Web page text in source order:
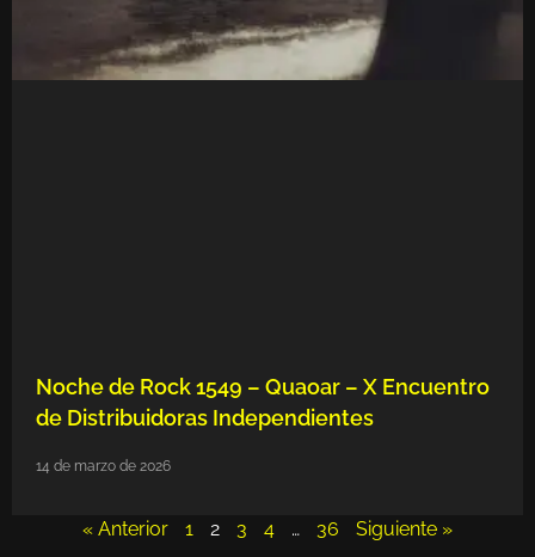
Noche de Rock 1549 – Quaoar – X Encuentro
de Distribuidoras Independientes
14 de marzo de 2026
« Anterior 1 2 3 4 … 36 Siguiente »